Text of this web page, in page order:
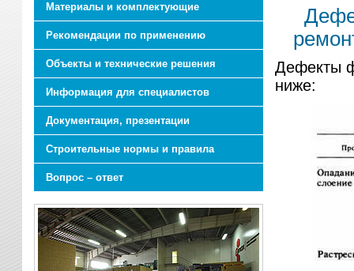
Материалы и комплектующие
Рекомендации по применению
Объекты и технические решения
Информация для специалистов
Документация, презентации
Строительные нормы и правила
Вопрос – ответ
Дефекты
ниже: